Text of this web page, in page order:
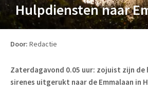
Hulpdiensten naar
Door: Redactie
Zaterdagavond 0.05 uur: zojuist zijn de
sirenes uitgerukt naar de Emmalaan in